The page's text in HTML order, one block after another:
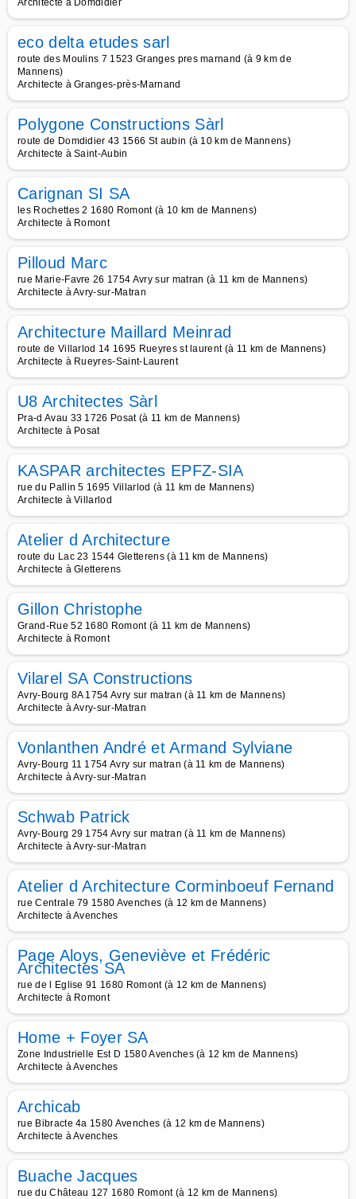
Architecte à Domdidier
eco delta etudes sarl
route des Moulins 7 1523 Granges pres marnand (à 9 km de
Mannens)
Architecte à Granges-près-Marnand
Polygone Constructions Sàrl
route de Domdidier 43 1566 St aubin (à 10 km de Mannens)
Architecte à Saint-Aubin
Carignan SI SA
les Rochettes 2 1680 Romont (à 10 km de Mannens)
Architecte à Romont
Pilloud Marc
rue Marie-Favre 26 1754 Avry sur matran (à 11 km de Mannens)
Architecte à Avry-sur-Matran
Architecture Maillard Meinrad
route de Villarlod 14 1695 Rueyres st laurent (à 11 km de Mannens)
Architecte à Rueyres-Saint-Laurent
U8 Architectes Sàrl
Pra-d Avau 33 1726 Posat (à 11 km de Mannens)
Architecte à Posat
KASPAR architectes EPFZ-SIA
rue du Pallin 5 1695 Villarlod (à 11 km de Mannens)
Architecte à Villarlod
Atelier d Architecture
route du Lac 23 1544 Gletterens (à 11 km de Mannens)
Architecte à Gletterens
Gillon Christophe
Grand-Rue 52 1680 Romont (à 11 km de Mannens)
Architecte à Romont
Vilarel SA Constructions
Avry-Bourg 8A 1754 Avry sur matran (à 11 km de Mannens)
Architecte à Avry-sur-Matran
Vonlanthen André et Armand Sylviane
Avry-Bourg 11 1754 Avry sur matran (à 11 km de Mannens)
Architecte à Avry-sur-Matran
Schwab Patrick
Avry-Bourg 29 1754 Avry sur matran (à 11 km de Mannens)
Architecte à Avry-sur-Matran
Atelier d Architecture Corminboeuf Fernand
rue Centrale 79 1580 Avenches (à 12 km de Mannens)
Architecte à Avenches
Page Aloys, Geneviève et Frédéric
Architectes SA
rue de l Eglise 91 1680 Romont (à 12 km de Mannens)
Architecte à Romont
Home + Foyer SA
Zone Industrielle Est D 1580 Avenches (à 12 km de Mannens)
Architecte à Avenches
Archicab
rue Bibracte 4a 1580 Avenches (à 12 km de Mannens)
Architecte à Avenches
Buache Jacques
rue du Château 127 1680 Romont (à 12 km de Mannens)